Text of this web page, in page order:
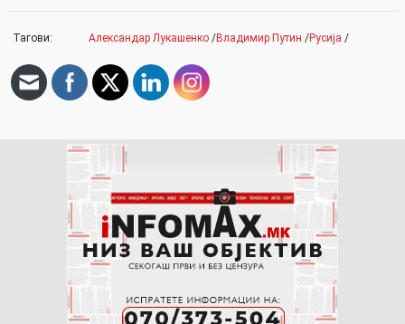
Тагови: Александар Лукашенко /Владимир Путин /Русија /